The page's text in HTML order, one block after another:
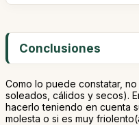
Conclusiones
Como lo puede constatar,
soleados, cálidos y secos).
hacerlo teniendo en cuenta
molesta o si es muy